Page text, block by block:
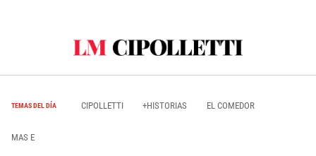
TEMAS DEL DÍA CIPOLLETTI +HISTORIAS EL COMEDOR
MAS E